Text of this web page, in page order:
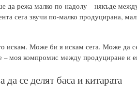
да режа малко по-надолу – някъде
сега звучи по-малко продуцирана,
искам. Може би я искам сега. Може да
– моя компромис между продуциране и
да се делят баса и китарата